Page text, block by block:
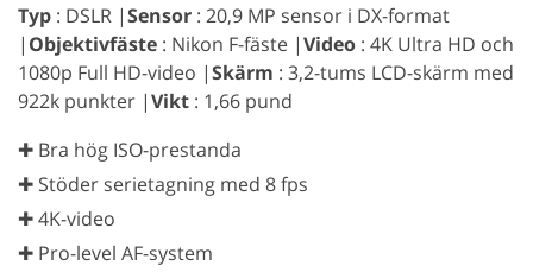
Typ : DSLR |Sensor : 20,9 MP sensor i DX-format
| Objektivfäste : Nikon F-fäste |Video : 4K Ultra HD och
1080p Full HD-video |Skärm : 3,2-tums LCD-skärm med
922k punkter |Vikt : 1,66 pund
✚ Bra hög ISO-prestanda
✚ Stöder serietagning med 8 fps
✚ 4K-video
✚ Pro-level AF-system